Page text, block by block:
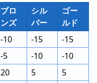
ブロ
ンズ
シル
バー
ゴー
ルド
-10 -15
-15
-5 -10
-10
20 5 5